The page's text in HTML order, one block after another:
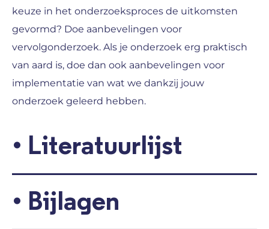
keuze in het onderzoeksproces de uitkomsten
gevormd? Doe aanbevelingen voor
vervolgonderzoek. Als je onderzoek erg praktisch
van aard is, doe dan ook aanbevelingen voor
implementatie van wat we dankzij jouw
onderzoek geleerd hebben.
• Literatuurlijst
• Bijlagen